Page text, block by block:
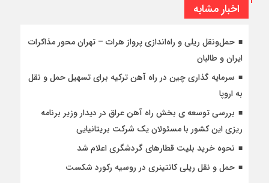
اخبار مشابه
حمل‌ونقل ریلی و راه‌اندازی پرواز هرات – تهران محور مذاکرات
ایران و طالبان
سرمایه گذاری چین در راه آهن ترکیه برای تسهیل حمل و نقل
به اروپا
بررسی توسعه ی بخش راه آهن عراق در دیدار وزیر برنامه
ریزی این کشور با مسئولان یک شرکت بریتانیایی
نحوه خرید بلیت قطارهای گردشگری اعلام شد
حمل و نقل ریلی کانتینری در روسیه رکورد شکست